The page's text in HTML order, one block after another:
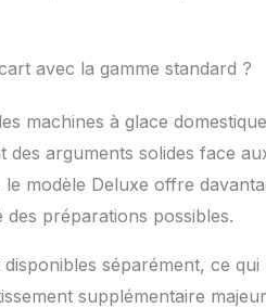
avec la gamme standard ?
machines à glace
arguments solides face
modèle Deluxe offre
préparations possibles.
séparément, ce
supplémentaire